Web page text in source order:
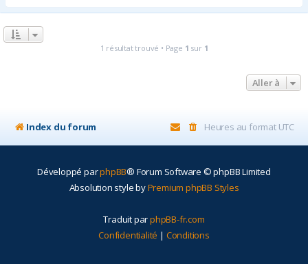
1 résultat trouvé • Page 1 sur 1
Aller à
Index du forum Heures au format UTC
Développé parphpBB® Forum Software © phpBB Limited
Absolution style byPremium phpBB Styles
Traduit parphpBB-fr.com
Confidentialité | Conditions